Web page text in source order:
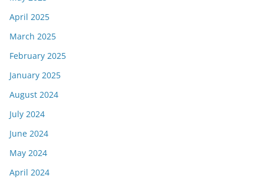
April 2025
March 2025
February 2025
January 2025
August 2024
July 2024
June 2024
May 2024
April 2024